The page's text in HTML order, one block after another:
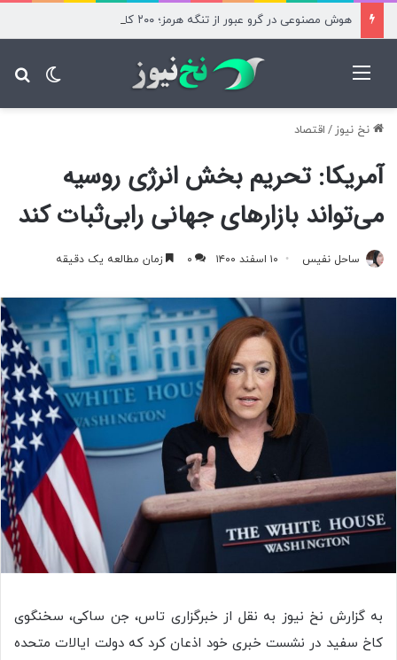
نخ نیوز / اقتصاد
آمریکا: تحریم‌ بخش انرژی روسیه
می‌تواند بازارهای جهانی رابی‌ثبات کند
ساحل نفیس ۱۰ اسفند ۱۴۰۰ ۰ زمان مطالعه یک دقیقه
به گزارش نخ نیوز به نقل از خبرگزاری تاس، جن ساکی، سخنگوی
کاخ سفید در نشست خبری خود اذعان کرد که دولت ایالات متحده